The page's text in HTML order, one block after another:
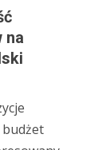
na
budżet